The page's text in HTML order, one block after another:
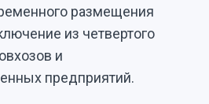
размещения
из четвертого
и
предприятий.